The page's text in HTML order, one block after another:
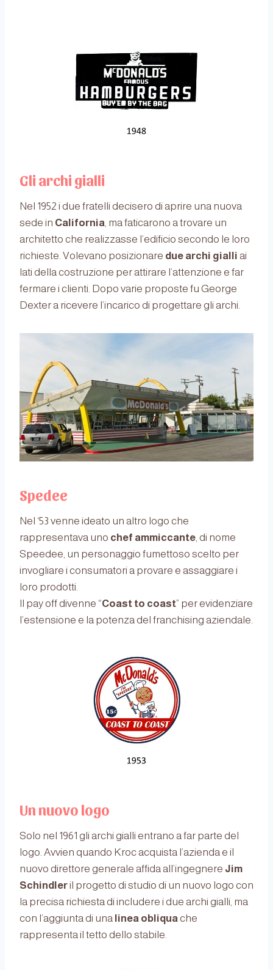
Gli archi gialli
Nel 1952 i due fratelli decisero di aprire una nuova
sede in California, ma faticarono a trovare un
architetto che realizzasse l’edificio secondo le loro
richieste. Volevano posizionare due archi gialli ai
lati della costruzione per attirare l’attenzione e far
fermare i clienti. Dopo varie proposte fu George
Dexter a ricevere l’incarico di progettare gli archi.
Spedee
Nel ‘53 venne ideato un altro logo che
rappresentava uno chef ammiccante, di nome
Speedee, un personaggio fumettoso scelto per
invogliare i consumatori a provare e assaggiare i
loro prodotti.
Il pay off divenne “Coast to coast” per evidenziare
l’estensione e la potenza del franchising aziendale.
Un nuovo logo
Solo nel 1961 gli archi gialli entrano a far parte del
logo. Avvien quando Kroc acquista l’azienda e il
nuovo direttore generale affida all’ingegnere Jim
Schindleril progetto di studio di un nuovo logo con
la precisa richiesta di includere i due archi gialli, ma
con l’aggiunta di una linea obliquache
rappresenta il tetto dello stabile.